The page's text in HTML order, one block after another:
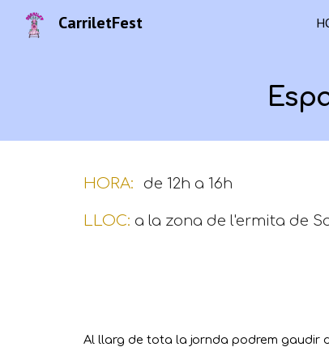
CarriletFest
HORA: de 12h a 16h
LLOC: a la zona de l'ermita de
Al llarg de tota la jornda podrem gaudir